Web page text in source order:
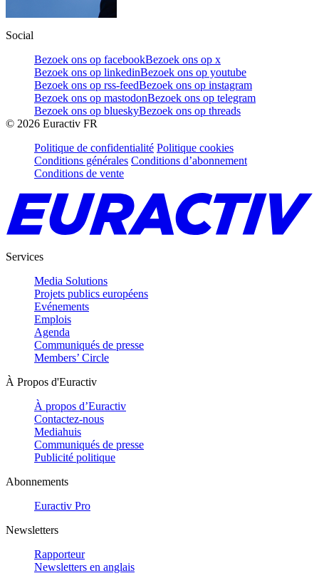
Social
Bezoek ons op facebookBezoek ons op x
Bezoek ons op linkedinBezoek ons op youtube
Bezoek ons op rss-feedBezoek ons op instagram
Bezoek ons op mastodonBezoek ons op telegram
Bezoek ons op blueskyBezoek ons op threads
© 2026 Euractiv FR
Politique de confidentialité Politique cookies
Conditions générales Conditions d’abonnement
Conditions de vente
Services
Media Solutions
Projets publics européens
Evénements
Emplois
Agenda
Communiqués de presse
Members’ Circle
À Propos d'Euractiv
À propos d’Euractiv
Contactez-nous
Mediahuis
Communiqués de presse
Publicité politique
Abonnements
Euractiv Pro
Newsletters
Rapporteur
Newsletters en anglais